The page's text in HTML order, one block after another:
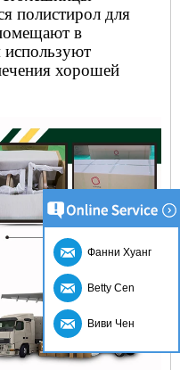
полистирол для
в
используют
хорошей
Фанни Хуанг
Betty Cen
Виви Чен